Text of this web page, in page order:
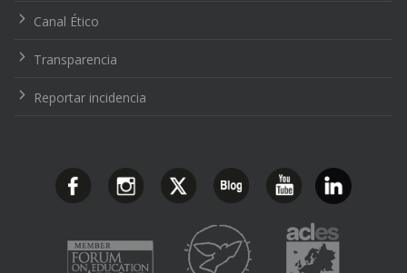
Canal Ético
Transparencia
Reportar incidencia